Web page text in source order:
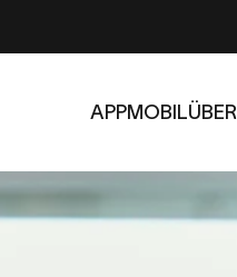
APPMOBILÜBER